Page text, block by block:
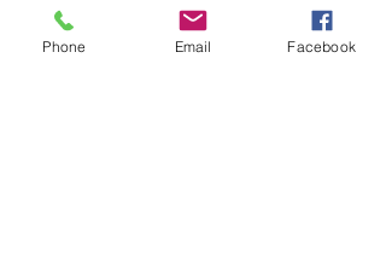
Phone Email Facebook